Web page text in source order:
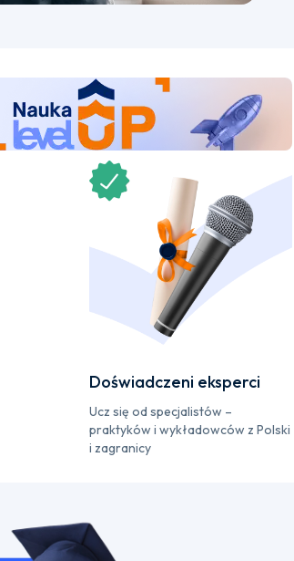
Doświadczeni eksperci
Ucz się od specjalistów –
praktyków i wykładowców z Polski
i zagranicy